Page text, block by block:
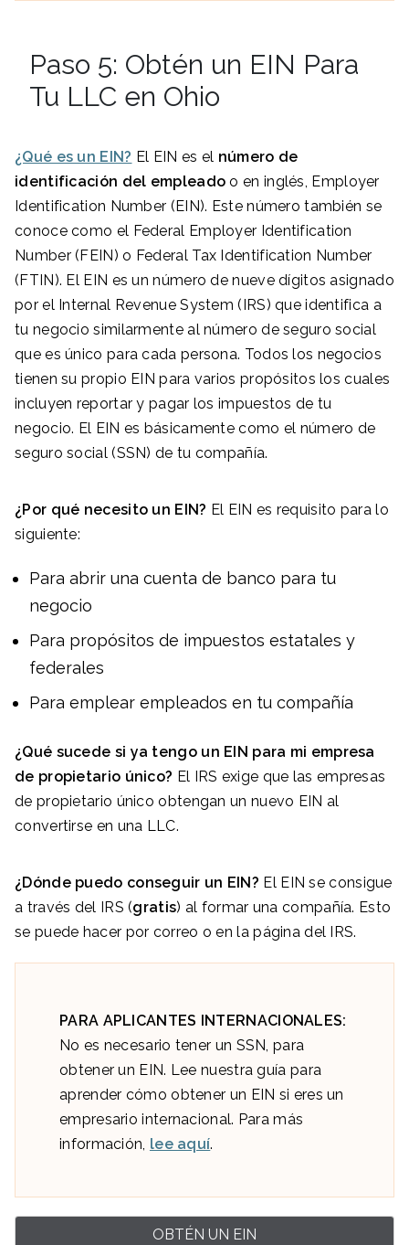
Paso 5: Obtén un EIN Para
Tu LLC en Ohio
¿Qué es un EIN? El EIN es el número de
identificación del empleado o en inglés, Employer
Identification Number (EIN). Este número también se
conoce como el Federal Employer Identification
Number (FEIN) o Federal Tax Identification Number
(FTIN). El EIN es un número de nueve dígitos asignado
por el Internal Revenue System (IRS) que identifica a
tu negocio similarmente al número de seguro social
que es único para cada persona. Todos los negocios
tienen su propio EIN para varios propósitos los cuales
incluyen reportar y pagar los impuestos de tu
negocio. El EIN es básicamente como el número de
seguro social (SSN) de tu compañía.
¿Por qué necesito un EIN? El EIN es requisito para lo
siguiente:
Para abrir una cuenta de banco para tu
negocio
Para propósitos de impuestos estatales y
federales
Para emplear empleados en tu compañía
¿Qué sucede si ya tengo un EIN para mi empresa
de propietario único? El IRS exige que las empresas
de propietario único obtengan un nuevo EIN al
convertirse en una LLC.
¿Dónde puedo conseguir un EIN? El EIN se consigue
a través del IRS (gratis) al formar una compañía. Esto
se puede hacer por correo o en la página del IRS.
PARA APLICANTES INTERNACIONALES:
No es necesario tener un SSN, para
obtener un EIN. Lee nuestra guía para
aprender cómo obtener un EIN si eres un
empresario internacional. Para más
información, lee aquí.
OBTÉN UN EIN